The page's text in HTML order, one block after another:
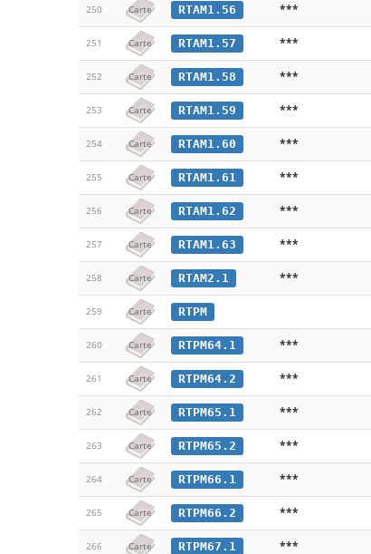
250 Carte RTAM1.56 ***
251 Carte RTAM1.57 ***
252 Carte RTAM1.58 ***
253 Carte RTAM1.59 ***
254 Carte RTAM1.60 ***
255 Carte RTAM1.61 ***
256 Carte RTAM1.62 ***
257 Carte RTAM1.63 ***
258 Carte RTAM2.1 ***
259 Carte RTPM
260 Carte RTPM64.1 ***
261 Carte RTPM64.2 ***
262 Carte RTPM65.1 ***
263 Carte RTPM65.2 ***
264 Carte RTPM66.1 ***
265 Carte RTPM66.2 ***
266 Carte RTPM67.1 ***